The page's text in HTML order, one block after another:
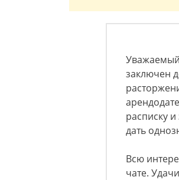
заключен
расписку
дать
Всю
чате.